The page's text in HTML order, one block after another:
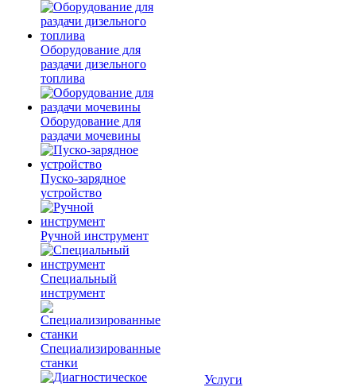
Оборудование для
раздачи дизельного
топлива
Оборудование для
раздачи мочевины
Пуско-зарядное
устройство
Ручной инструмент
Специальный
инструмент
Специализированные
станки
Услуги